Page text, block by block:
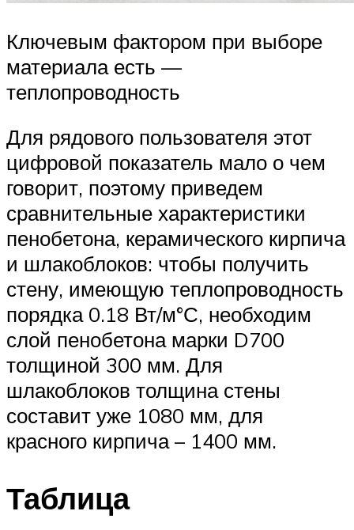
Ключевым фактором при выборе
материала есть —
теплопроводность
Для рядового пользователя этот
цифровой показатель мало о чем
говорит, поэтому приведем
сравнительные характеристики
пенобетона, керамического кирпича
и шлакоблоков: чтобы получить
стену, имеющую теплопроводность
порядка 0.18 Вт/м°С, необходим
слой пенобетона марки D700
толщиной 300 мм. Для
шлакоблоков толщина стены
составит уже 1080 мм, для
красного кирпича – 1400 мм.
Таблица